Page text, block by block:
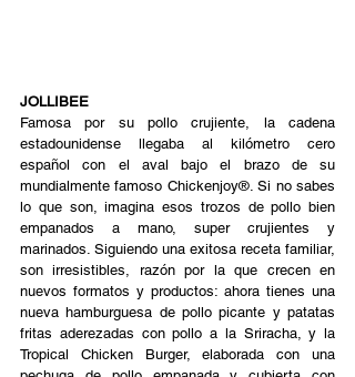
JOLLIBEE
Famosa por su pollo crujiente, la cadena
estadounidense llegaba al kilómetro cero
español con el aval bajo el brazo de su
mundialmente famoso Chickenjoy®. Si no sabes
lo que son, imagina esos trozos de pollo bien
empanados a mano, super crujientes y
marinados. Siguiendo una exitosa receta familiar,
son irresistibles, razón por la que crecen en
nuevos formatos y productos: ahora tienes una
nueva hamburguesa de pollo picante y patatas
fritas aderezadas con pollo a la Sriracha, y la
Tropical Chicken Burger, elaborada con una